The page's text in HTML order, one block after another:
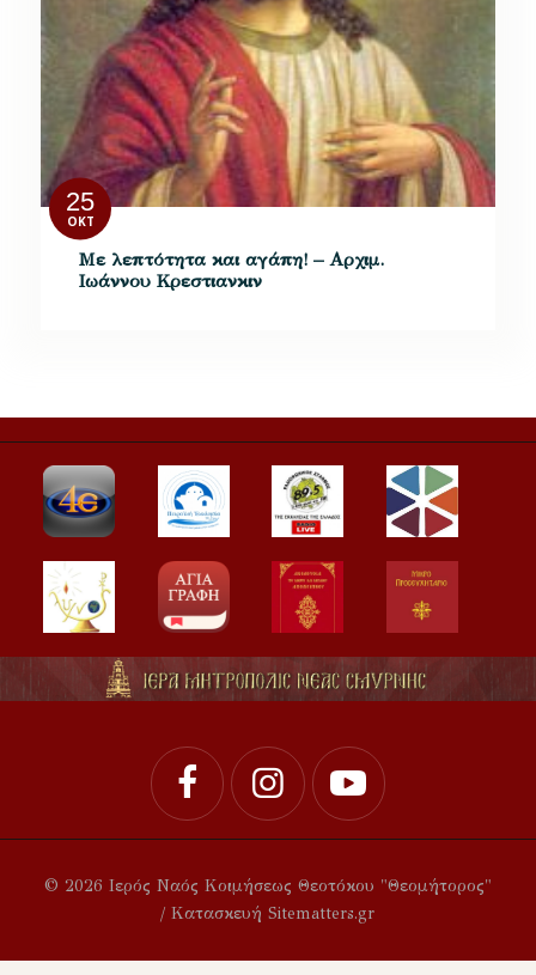
25
ΟΚΤ
Με λεπτότητα και αγάπη! – Αρχιμ.
Ιωάννου Κρεστιανκιν
© 2026 Ιερός Ναός Κοιμήσεως Θεοτόκου "Θεομήτορος"
/ Κατασκευή Sitematters.gr